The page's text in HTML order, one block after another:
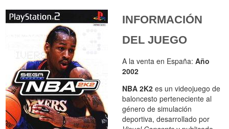
INFORMACIÓN
DEL JUEGO
A la venta en España:Año
2002
NBA 2K2 es un videojuego de
baloncesto perteneciente al
género de simulación
deportiva, desarrollado por